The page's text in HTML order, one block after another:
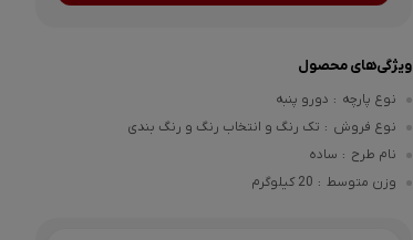
ویژگی‌های محصول
نوع پارچه : دورو پنبه
نوع فروش : تک رنگ و انتخاب رنگ و رنگ بندی
نام طرح : ساده
وزن متوسط : 20 کیلوگرم